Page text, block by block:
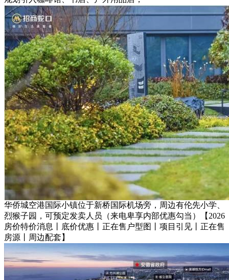
华侨城空港国际小镇位于新桥国际机场旁，周边有伦先小学、
烈猴子园，可预定发卖人员（来电卑享内部优惠勾当）【2026
房价特价消息丨底价优惠丨正在售户型图丨项目引见丨正在售
房源丨周边配套】